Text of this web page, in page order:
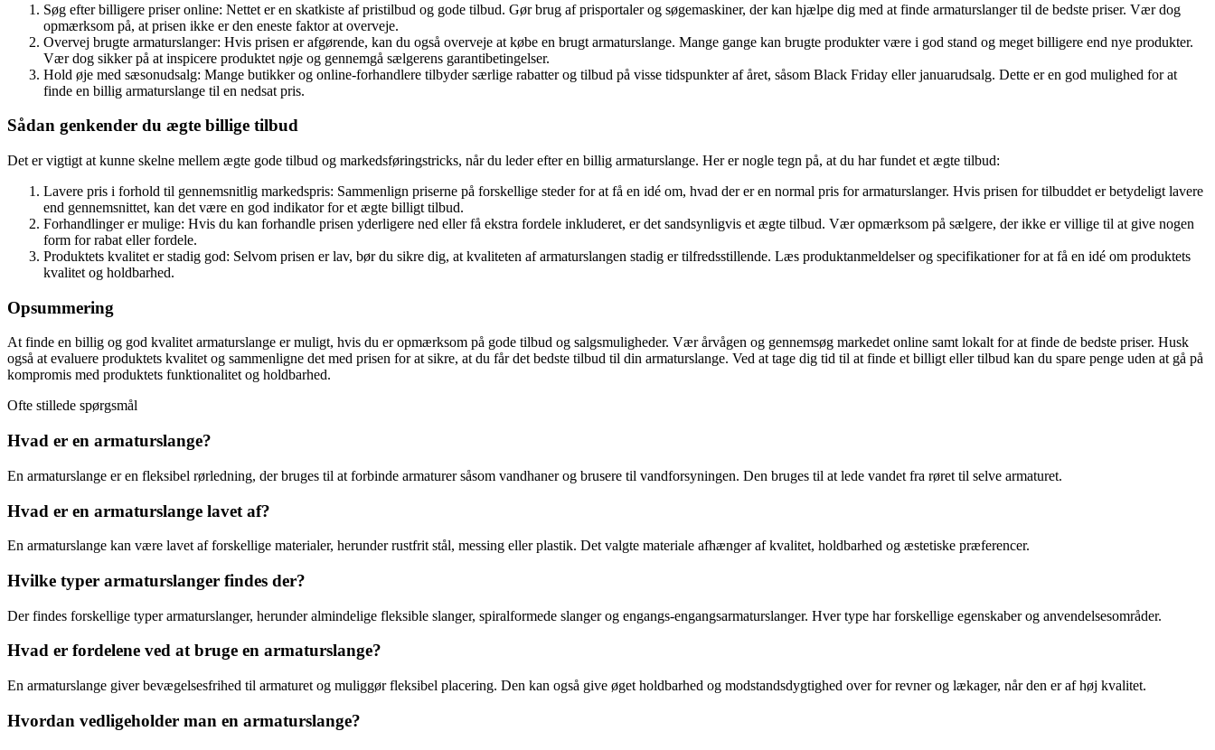
Søg efter billigere priser online: Nettet er en skatkiste af pristilbud og gode tilbud. Gør brug af prisportaler og søgemaskiner, der kan hjælpe dig med at finde armaturslanger til de bedste priser. Vær dog
opmærksom på, at prisen ikke er den eneste faktor at overveje.
Overvej brugte armaturslanger: Hvis prisen er afgørende, kan du også overveje at købe en brugt armaturslange. Mange gange kan brugte produkter være i god stand og meget billigere end nye produkter.
Vær dog sikker på at inspicere produktet nøje og gennemgå sælgerens garantibetingelser.
Hold øje med sæsonudsalg: Mange butikker og online-forhandlere tilbyder særlige rabatter og tilbud på visse tidspunkter af året, såsom Black Friday eller januarudsalg. Dette er en god mulighed for at
finde en billig armaturslange til en nedsat pris.
Sådan genkender du ægte billige tilbud
Det er vigtigt at kunne skelne mellem ægte gode tilbud og markedsføringstricks, når du leder efter en billig armaturslange. Her er nogle tegn på, at du har fundet et ægte tilbud:
Lavere pris i forhold til gennemsnitlig markedspris: Sammenlign priserne på forskellige steder for at få en idé om, hvad der er en normal pris for armaturslanger. Hvis prisen for tilbuddet er betydeligt lavere
end gennemsnittet, kan det være en god indikator for et ægte billigt tilbud.
Forhandlinger er mulige: Hvis du kan forhandle prisen yderligere ned eller få ekstra fordele inkluderet, er det sandsynligvis et ægte tilbud. Vær opmærksom på sælgere, der ikke er villige til at give nogen
form for rabat eller fordele.
Produktets kvalitet er stadig god: Selvom prisen er lav, bør du sikre dig, at kvaliteten af armaturslangen stadig er tilfredsstillende. Læs produktanmeldelser og specifikationer for at få en idé om produktets
kvalitet og holdbarhed.
Opsummering
At finde en billig og god kvalitet armaturslange er muligt, hvis du er opmærksom på gode tilbud og salgsmuligheder. Vær årvågen og gennemsøg markedet online samt lokalt for at finde de bedste priser. Husk
også at evaluere produktets kvalitet og sammenligne det med prisen for at sikre, at du får det bedste tilbud til din armaturslange. Ved at tage dig tid til at finde et billigt eller tilbud kan du spare penge uden at gå på
kompromis med produktets funktionalitet og holdbarhed.
Ofte stillede spørgsmål
Hvad er en armaturslange?
En armaturslange er en fleksibel rørledning, der bruges til at forbinde armaturer såsom vandhaner og brusere til vandforsyningen. Den bruges til at lede vandet fra røret til selve armaturet.
Hvad er en armaturslange lavet af?
En armaturslange kan være lavet af forskellige materialer, herunder rustfrit stål, messing eller plastik. Det valgte materiale afhænger af kvalitet, holdbarhed og æstetiske præferencer.
Hvilke typer armaturslanger findes der?
Der findes forskellige typer armaturslanger, herunder almindelige fleksible slanger, spiralformede slanger og engangs-engangsarmaturslanger. Hver type har forskellige egenskaber og anvendelsesområder.
Hvad er fordelene ved at bruge en armaturslange?
En armaturslange giver bevægelsesfrihed til armaturet og muliggør fleksibel placering. Den kan også give øget holdbarhed og modstandsdygtighed over for revner og lækager, når den er af høj kvalitet.
Hvordan vedligeholder man en armaturslange?